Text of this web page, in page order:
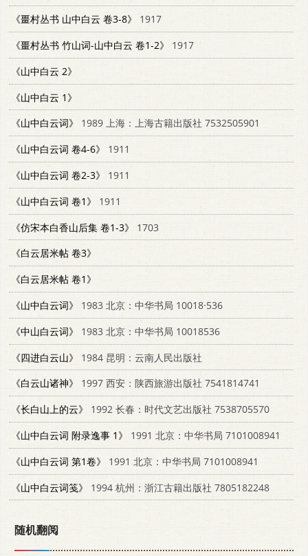
《畺村丛书 山中白云 卷3-8》
1917
《畺村丛书 竹山词-山中白云 卷1-2》
1917
《山中白云 2》
《山中白云 1》
《山中白云词》
1989 上海：上海古籍出版社 7532505901
《山中白云词 卷4-6》
1911
《山中白云词 卷2-3》
1911
《山中白云词 卷1》
1911
《仿宋本白香山后集 卷1-3》
1703
《白云居米帖 卷3》
《白云居米帖 卷1》
《山中白云词》
1983 北京：中华书局 10018·536
《中山白云词》
1983 北京：中华书局 10018536
《四进白云山》
1984 昆明：云南人民出版社
《白云山诸神》
1997 西安：陕西旅游出版社 7541814741
《长白山上的云》
1992 长春：时代文艺出版社 7538705570
《山中白云词 附录逸事 1》
1991 北京：中华书局 7101008941
《山中白云词 第1卷》
1991 北京：中华书局 7101008941
《山中白云词笺》
1994 杭州：浙江古籍出版社 7805182248
随机翻阅